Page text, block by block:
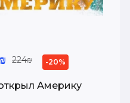
Америку
224₪ -20%